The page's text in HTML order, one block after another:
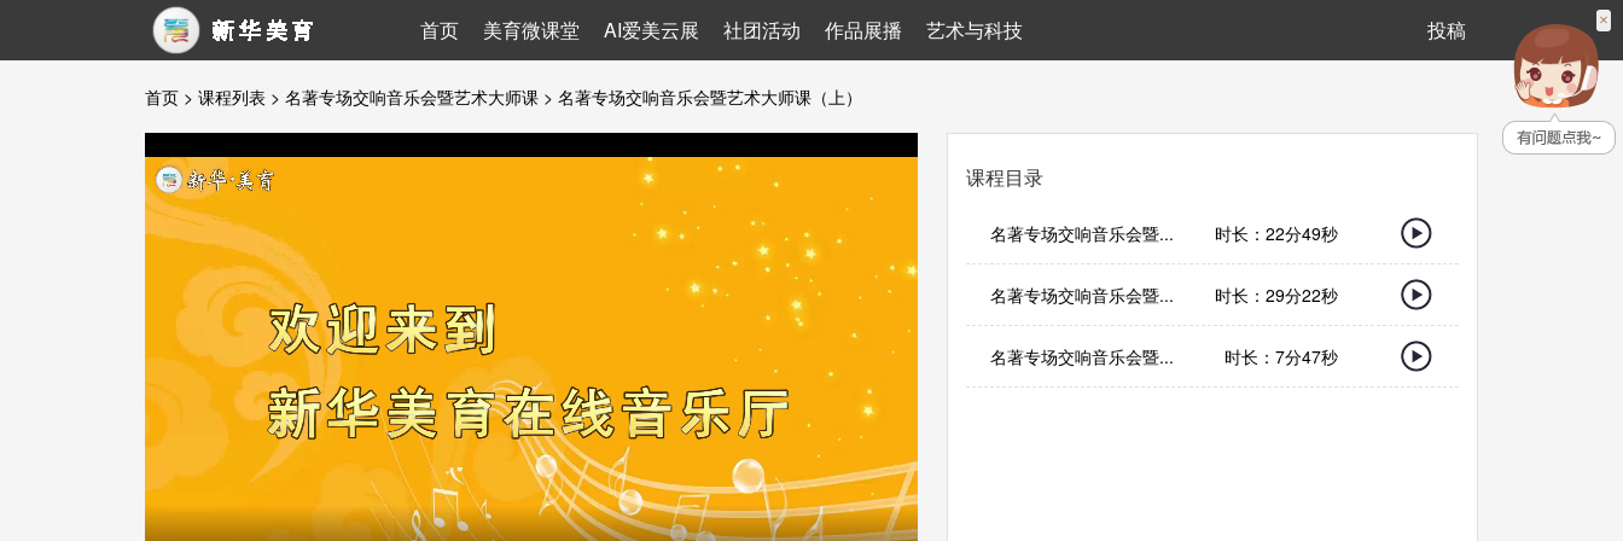
首页 美育微课堂 AI爱美云展 社团活动 作品展播 艺术与科技 投稿
首页 > 课程列表 > 名著专场交响音乐会暨艺术大师课 > 名著专场交响音乐会暨艺术大师课（上）
课程目录
名著专场交响音乐会暨... 时长： 22分49秒
名著专场交响音乐会暨... 时长： 29分22秒
名著专场交响音乐会暨... 时长： 7分47秒
×